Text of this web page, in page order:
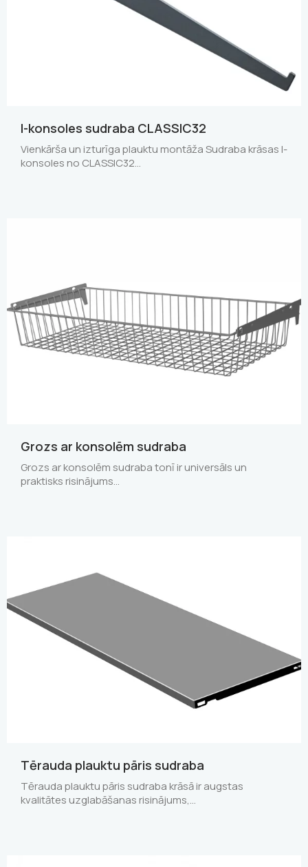
I-konsoles sudraba CLASSIC32
Vienkārša un izturīga plauktu montāža Sudraba krāsas I-
konsoles no CLASSIC32…
Grozs ar konsolēm sudraba
Grozs ar konsolēm sudraba tonī ir universāls un
praktisks risinājums…
Tērauda plauktu pāris sudraba
Tērauda plauktu pāris sudraba krāsā ir augstas
kvalitātes uzglabāšanas risinājums,…